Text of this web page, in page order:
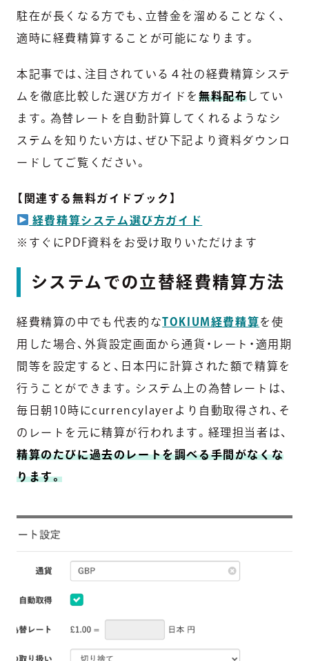
駐在が長くなる方でも、立替金を溜めることなく、
適時に経費精算することが可能になります。
本記事では、注目されている４社の経費精算システ
ムを徹底比較した選び方ガイドを無料配布 してい
ます。為替レートを自動計算してくれるようなシ
ステムを知りたい方は、ぜひ下記より資料ダウンロ
ードしてご覧ください。
【関連する無料ガイドブック】
経費精算システム選び方ガイド
※すぐにPDF資料をお受け取りいただけます
システムでの立替経費精算方法
経費精算の中でも代表的なTOKIUM経費精算を使
用した場合、外貨設定画面から通貨・レート・適用期
間等を設定すると、日本円に計算された額で精算を
行うことができます。システム上の為替レートは、
毎日朝10時にcurrencylayerより自動取得され、そ
のレートを元に精算が行われます。経理担当者は、
精算のたびに過去のレートを調べる手間がなくな
ります。